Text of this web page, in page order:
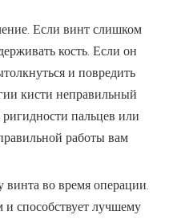
Если винт слишком
кость. Если он
и повредить
кисти неправильный
пальцев или
работы вам
винта во время операции.
и способствует лучшему